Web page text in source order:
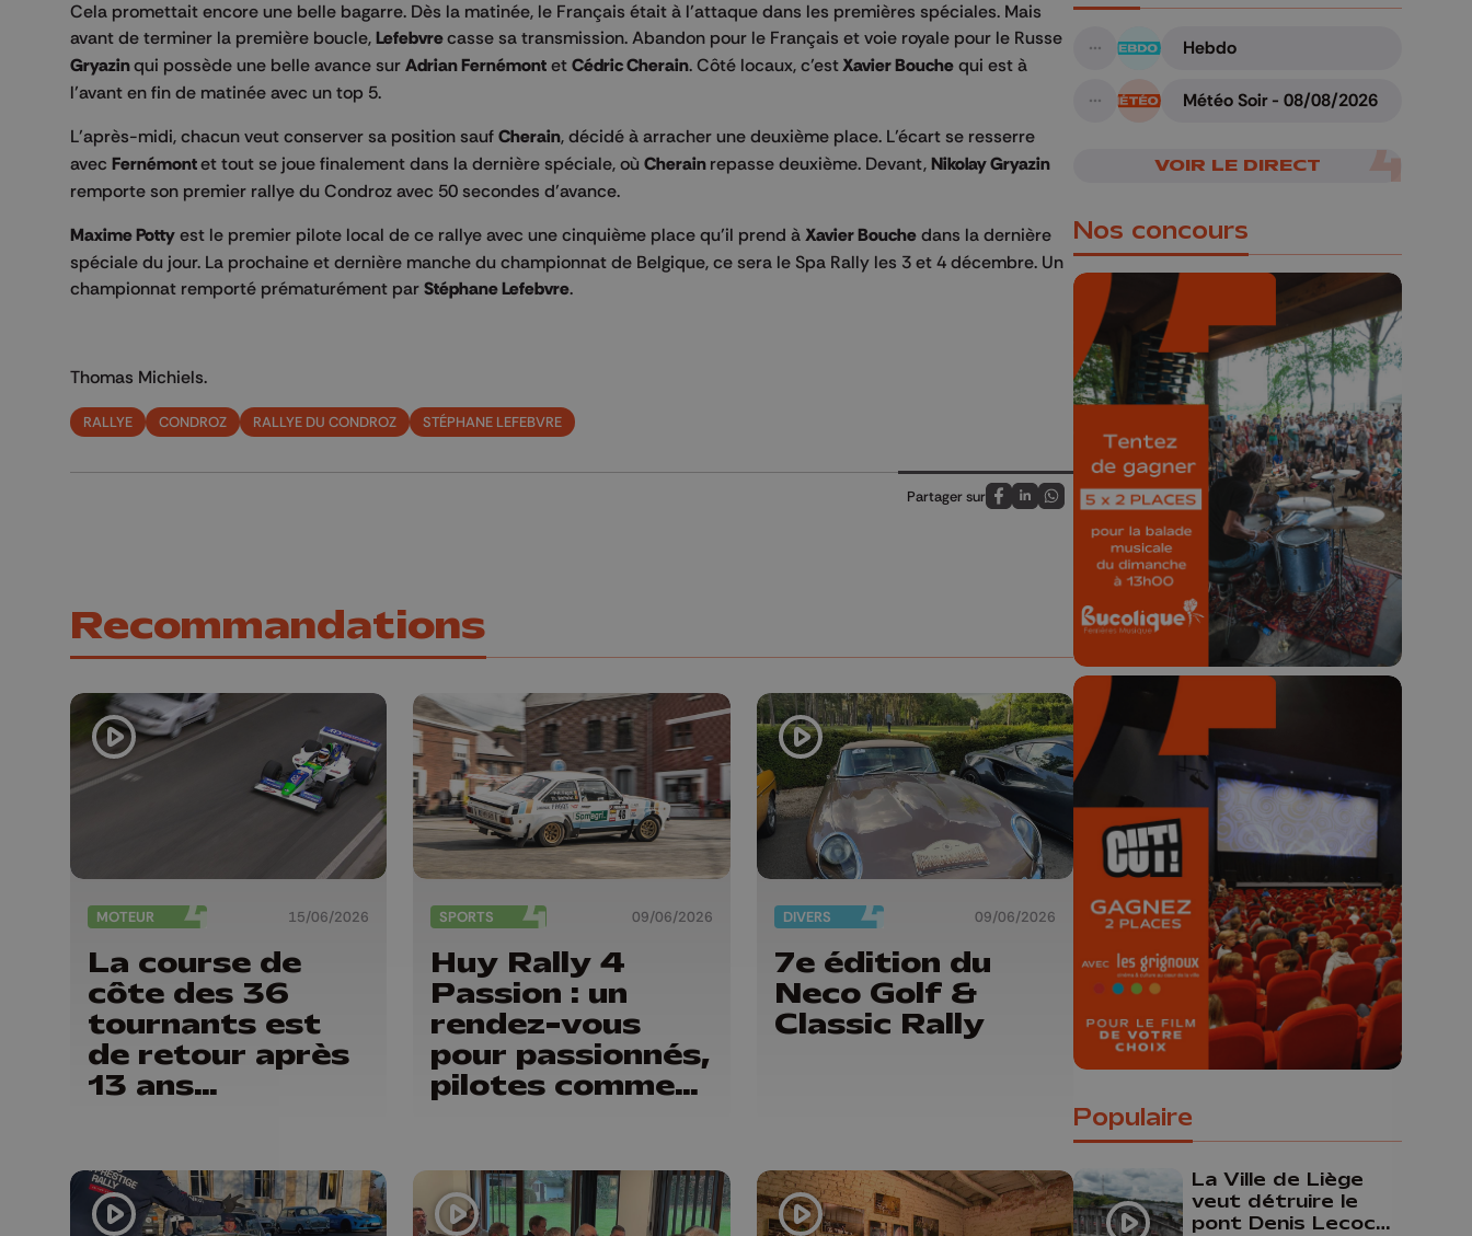
Cela promettait encore une belle bagarre. Dès la matinée, le Français était à l’attaque dans les premières spéciales. Mais
avant de terminer la première boucle, Lefebvrecasse sa transmission. Abandon pour le Français et voie royale pour le Russe
Gryazinqui possède une belle avance sur Adrian Fernémont et Cédric Cherain. Côté locaux, c’estXavier Bouche qui est à
l’avant en fin de matinée avec un top 5.
L’après-midi, chacun veut conserver sa position sauf Cherain, décidé à arracher une deuxième place. L’écart se resserre
avec Fernémontet tout se joue finalement dans la dernière spéciale, où Cherain repasse deuxième. Devant, Nikolay Gryazin
remporte son premier rallye du Condroz avec 50 secondes d’avance.
Maxime Potty est le premier pilote local de ce rallye avec une cinquième place qu’il prend à Xavier Bouche dans la dernière
spéciale du jour. La prochaine et dernière manche du championnat de Belgique, ce sera le Spa Rally les 3 et 4 décembre. Un
championnat remporté prématurément par Stéphane Lefebvre.
Thomas Michiels.
RALLYE CONDROZ RALLYE DU CONDROZ STÉPHANE LEFEBVRE
Partager sur
Partagez sur FaceBook
Partagez sur LinkedIn
Partagez sur Whatsapp
Recommandations
MOTEUR 15/06/2026
La course de
côte des 36
tournants est
de retour après
13 ans
SPORTS 09/06/2026
Huy Rally 4
Passion : un
rendez-vous
pour passionnés,
pilotes comme
DIVERS 09/06/2026
7e édition du
Neco Golf &
Classic Rally
A suivre
Hebdo
A suivre
Météo Soir - 08/08/2026
VOIR LE DIRECT
Nos concours
🎁 Gagnez 5x2
places pour le
Bucolique Ferrières
Festival 🌿🎶
Concours valable jusqu'au 9 août,
23h59.
🎬 Concours CUT x
Les Grignoux ✨
Concours permanent - 2 places à
gagner chaque semaine !
Populaire
La Ville de Liège
veut détruire le
pont Denis Lecocq